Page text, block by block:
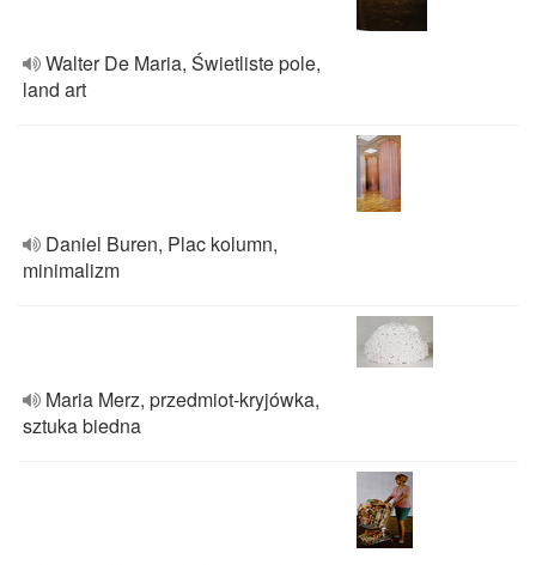
Walter De Maria, Świetliste pole,
land art
Daniel Buren, Plac kolumn,
minimalizm
Maria Merz, przedmiot-kryjówka,
sztuka biedna